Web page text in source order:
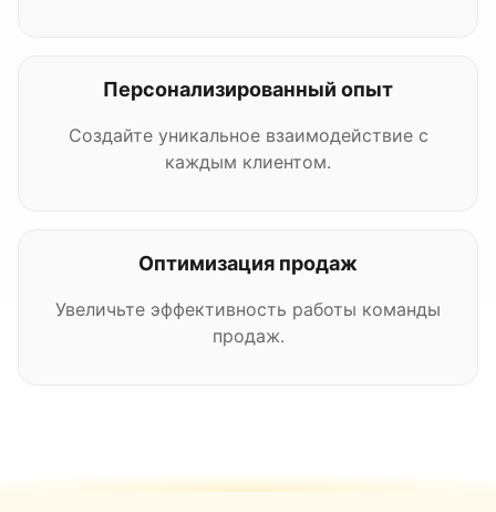
Персонализированный опыт
Создайте уникальное взаимодействие с
каждым клиентом.
Оптимизация продаж
Увеличьте эффективность работы команды
продаж.